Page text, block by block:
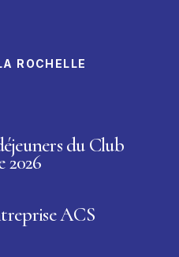
ROCHELLE
du Club
2026
ACS